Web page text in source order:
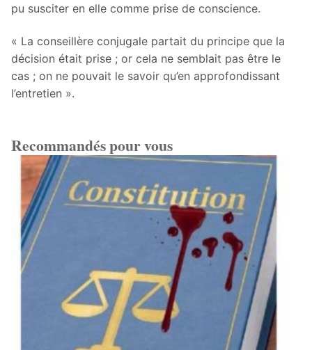
pu susciter en elle comme prise de conscience.
« La conseillère conjugale partait du principe que la
décision était prise ; or cela ne semblait pas être le
cas ; on ne pouvait le savoir qu’en approfondissant
l’entretien ».
Recommandés pour vous